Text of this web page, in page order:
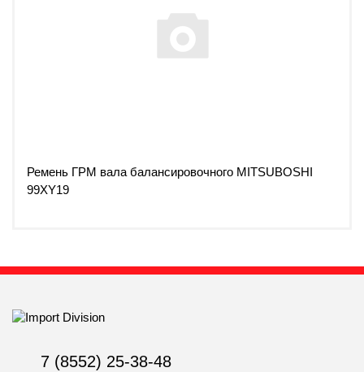
Ремень ГРМ вала балансировочного MITSUBOSHI
99XY19
7 (8552) 25-38-48